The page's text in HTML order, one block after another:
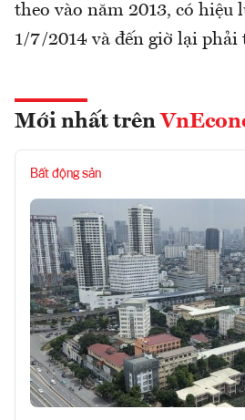
theo vào năm 2013, có hiệu
1/7/2014 và đến giờ lại phải
Mới nhất trên
Bất động sản